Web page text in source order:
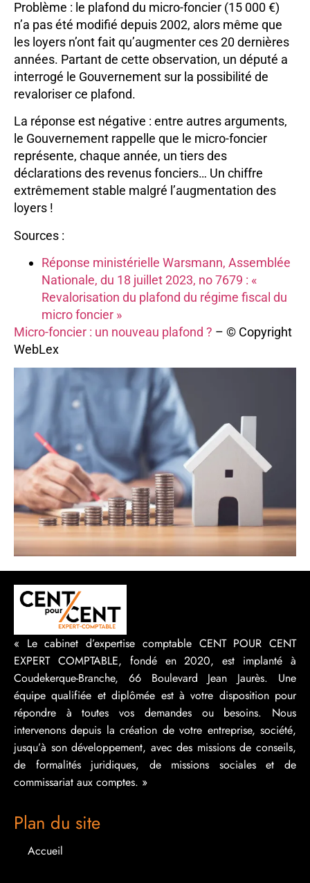
Problème : le plafond du micro-foncier (15 000 €)
n’a pas été modifié depuis 2002, alors même que
les loyers n’ont fait qu’augmenter ces 20 dernières
années. Partant de cette observation, un député a
interrogé le Gouvernement sur la possibilité de
revaloriser ce plafond.
La réponse est négative : entre autres arguments,
le Gouvernement rappelle que le micro-foncier
représente, chaque année, un tiers des
déclarations des revenus fonciers… Un chiffre
extrêmement stable malgré l’augmentation des
loyers !
Sources :
Réponse ministérielle Warsmann, Assemblée
Nationale, du 18 juillet 2023, no 7679 : «
Revalorisation du plafond du régime fiscal du
micro foncier »
Micro-foncier : un nouveau plafond ? – © Copyright
WebLex
« Le cabinet d’expertise comptable CENT POUR CENT
EXPERT COMPTABLE, fondé en 2020, est implanté à
Coudekerque-Branche, 66 Boulevard Jean Jaurès. Une
équipe qualifiée et diplômée est à votre disposition pour
répondre à toutes vos demandes ou besoins. Nous
intervenons depuis la création de votre entreprise, société,
jusqu’à son développement, avec des missions de conseils,
de formalités juridiques, de missions sociales et de
commissariat aux comptes. »
Plan du site
Accueil